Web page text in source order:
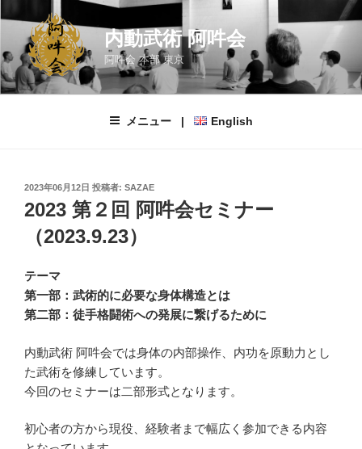
ン
ツ
内動武術 阿吽会
阿吽会 本部 東京
メニュー | English
投
稿
日:
2023年06月12日 投稿者: SAZAE
2023 第２回 阿吽会セミナー
（2023.9.23）
テーマ
第一部：武術的に必要な身体構造とは
第二部：徒手格闘術への発展に繋げるために
内動武術 阿吽会では身体の内部操作、内功を原動力とし
た武術を修練しています。
今回のセミナーは二部形式となります。
初心者の方から現役、経験者まで幅広く参加できる内容